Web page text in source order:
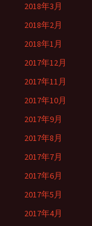
2018年3月
2018年2月
2018年1月
2017年12月
2017年11月
2017年10月
2017年9月
2017年8月
2017年7月
2017年6月
2017年5月
2017年4月